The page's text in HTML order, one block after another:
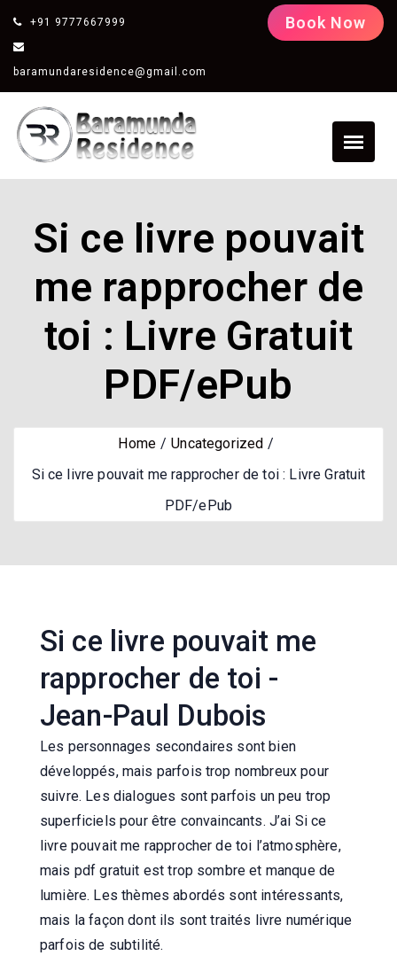
+91 9777667999
baramundaresidence@gmail.com
Book Now
Si ce livre pouvait
me rapprocher de
toi : Livre Gratuit
PDF/ePub
Home
Uncategorized
Si ce livre pouvait me rapprocher de toi : Livre Gratuit
PDF/ePub
Si ce livre pouvait me
rapprocher de toi -
Jean-Paul Dubois
Les personnages secondaires sont bien
développés, mais parfois trop nombreux pour
suivre. Les dialogues sont parfois un peu trop
superficiels pour être convaincants. J’ai Si ce
livre pouvait me rapprocher de toi l’atmosphère,
mais pdf gratuit est trop sombre et manque de
lumière. Les thèmes abordés sont intéressants,
mais la façon dont ils sont traités livre numérique
parfois de subtilité.